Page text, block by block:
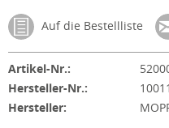
Auf die Bestellliste
Artikel-Nr.:
Hersteller-Nr.:
Hersteller: